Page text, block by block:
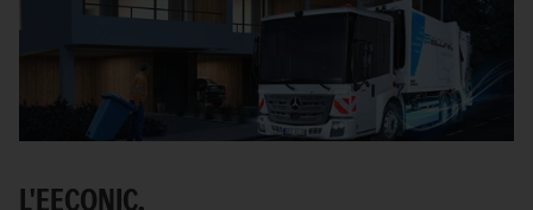
L'EECONIC.